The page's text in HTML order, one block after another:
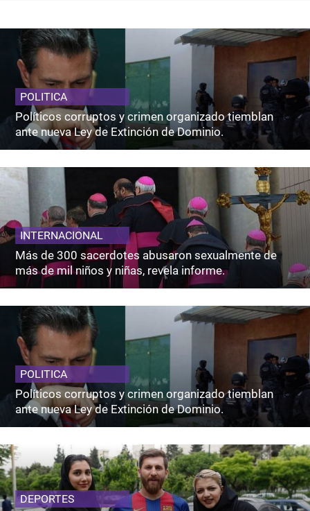
POLITICA
Políticos corruptos y crimen organizado tiemblan
ante nueva Ley de Extinción de Dominio.
INTERNACIONAL
Más de 300 sacerdotes abusaron sexualmente de
más de mil niños y niñas, revela informe.
POLITICA
Políticos corruptos y crimen organizado tiemblan
ante nueva Ley de Extinción de Dominio.
DEPORTES